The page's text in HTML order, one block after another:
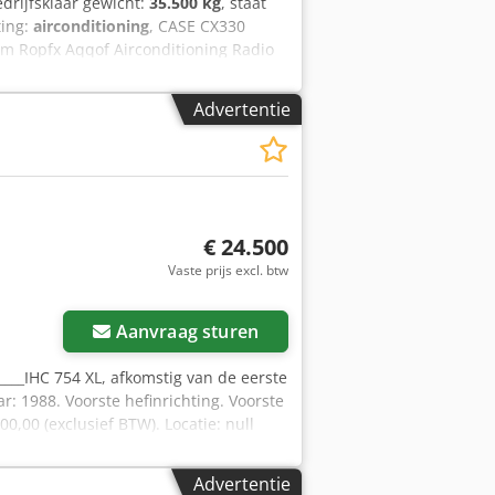
airconditioning, CASE CX330
Ropfx Aqqof Airconditioning Radio
functioneert, maar heeft reparatie
breed Isuzu motor met 202 kW CE-
Advertentie
€ 24.500
Vaste prijs excl. btw
Aanvraag sturen
754 XL, afkomstig van de eerste
1988. Voorste hefinrichting. Voorste
(exclusief BTW). Locatie: null
Advertentie